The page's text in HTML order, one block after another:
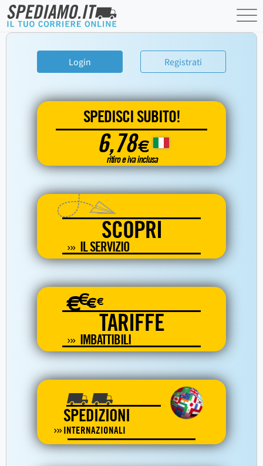
Login Registrati
SPEDISCI SUBITO!
6,78€
ritiro e iva inclusa
SCOPRI
IL SERVIZIO
€€€€
TARIFFE
IMBATTIBILI
SPEDIZIONI
INTERNAZIONALI